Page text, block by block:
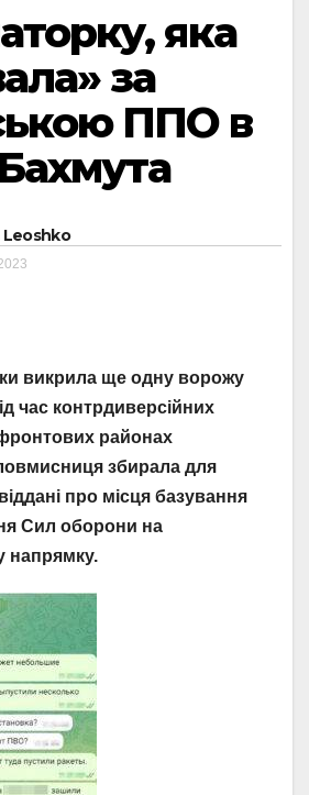
яка
за
ППО в
Leoshko
викрила ще одну ворожу
час контрдиверсійних
районах
збирала для
про місця базування
Сил оборони на
напрямку.